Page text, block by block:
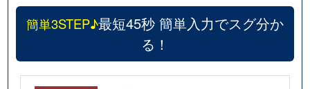
簡単3STEP♪最短45秒 簡単入力でスグ分か
る！